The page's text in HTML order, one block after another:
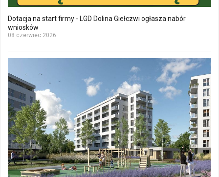
Dotacja na start firmy - LGD Dolina Giełczwi ogłasza nabór
wniosków
08 czerwiec 2026